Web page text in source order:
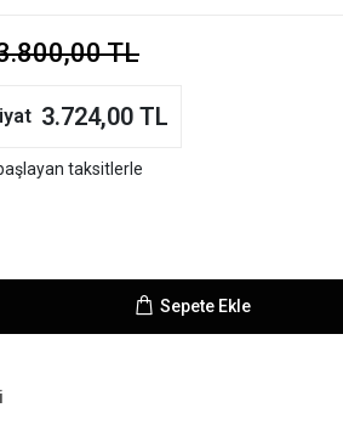
TL
3.724,00 TL
taksitlerle
Sepete Ekle